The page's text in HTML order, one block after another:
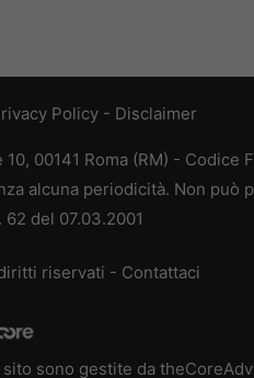
Policy - Disclaimer
00141 Roma (RM) - Codice
alcuna periodicità. Non
del 07.03.2001
riservati - Contattaci
sono gestite da theCoreAdv